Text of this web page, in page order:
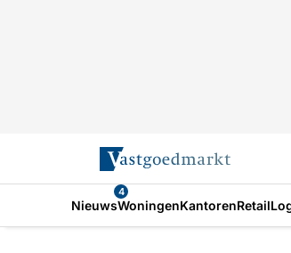
Nieuws
4
WoningenKantorenRetail